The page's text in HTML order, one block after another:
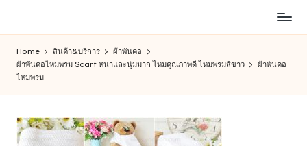
content
สินค้า
ออนไลน์
รัก
การ
Home สินค้า&บริการ
ผ้าพันคอ
ผ้าพันคอไหมพรม Scarf หนาและนุ่มมาก ไหมคุณภาพดี ไหมพรมสีขาว
ผ้าพันคอ
ไหมพรม